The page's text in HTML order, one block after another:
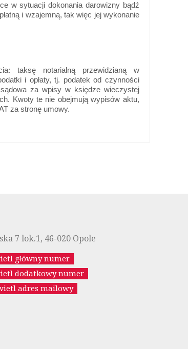
w sytuacji dokonania darowizny bądź
i wzajemną, tak więc jej wykonanie
taksę notarialną przewidzianą w
i opłaty, tj. podatek od czynności
za wpisy w księdze wieczystej
Kwoty te nie obejmują wypisów aktu,
za stronę umowy.
7 lok.1, 46-020 Opole
główny numer
dodatkowy numer
adres mailowy